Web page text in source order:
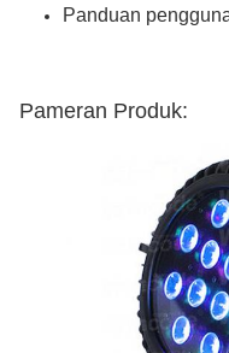
Panduan
Pameran Produk: